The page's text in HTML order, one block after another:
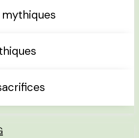
mythiques